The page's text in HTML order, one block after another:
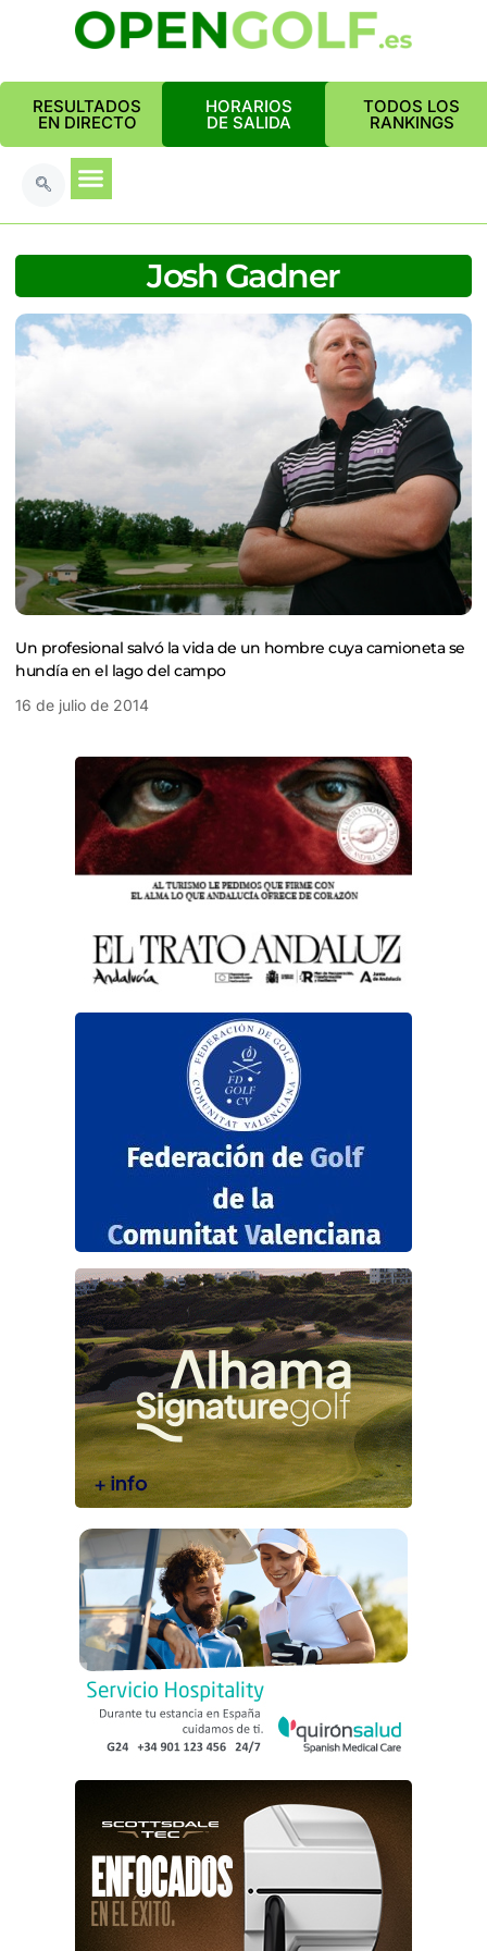
RESULTADOS
EN DIRECTO
HORARIOS
DE SALIDA
TODOS LOS
RANKINGS
Josh Gadner
Un profesional salvó la vida de un hombre cuya camioneta se
hundía en el lago del campo
16 de julio de 2014